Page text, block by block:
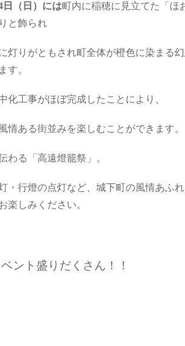
日（日）には町内に稲穂に見立てた「ほ
と飾られ
灯りがともされ町全体が橙色に染まる
す。
化工事がほぼ完成したことにより、
情ある街並みを楽しむことができます。
わる「高遠燈籠祭」。
・行燈の点灯など、城下町の風情あふ
楽しみください。
ント盛りだくさん！！